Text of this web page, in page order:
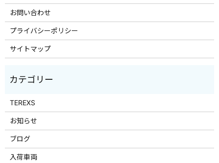
お問い合わせ
プライバシーポリシー
サイトマップ
TEREXS
お知らせ
ブログ
入荷車両